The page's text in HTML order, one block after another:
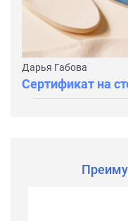
Дарья Габова
Сертификат на